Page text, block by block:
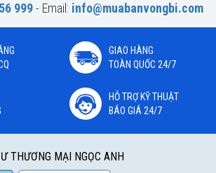
999- Email: info@muabanvongbi.com
GIAO HÀNG
TOÀN QUỐC 24/7
HỖ TRỢ KỸ THUẬT
BÁO GIÁ 24/7
THƯƠNG MẠI NGỌC ANH